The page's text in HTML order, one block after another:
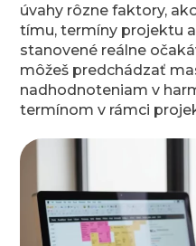
úvahy rôzne faktory,
tímu, termíny projektu
stanovené reálne
môžeš predchádzať
nadhodnoteniam v
termínom v rámci